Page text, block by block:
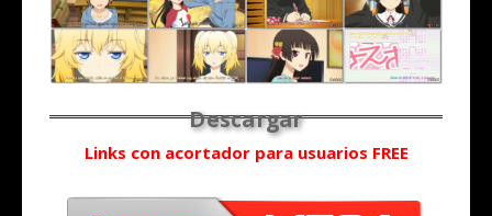
Links con acortador para usuarios FREE